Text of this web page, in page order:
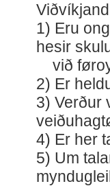
1) Eru
hesir
við
2) Er
3) Verður
4) Er her
5) Um